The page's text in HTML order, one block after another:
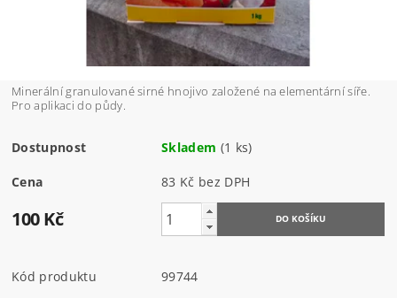
Minerální granulované sirné hnojivo založené na elementární síře.
Pro aplikaci do půdy.
Dostupnost Skladem (1 ks)
Cena 83 Kč bez DPH
100 Kč
Kód produktu
99744